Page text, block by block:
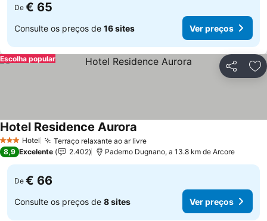
De € 65
Consulte os preços de 16 sites Ver preços
Partilhar
Escolha popular
3 EstrelasHotel Terraço relaxante ao ar livre
Hotel Residence Aurora
8,9 Excelente 2.402 Paderno Dugnano, a 13.8 km de Arcore
De € 66
Consulte os preços de 8 sites Ver preços